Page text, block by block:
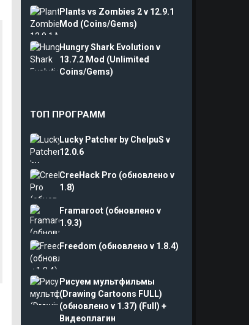
Plants vs Zombies 2 v 12.9.1
Mod (Coins/Gems)
Hungry Shark Evolution v
13.7.2 Mod (Unlimited
Coins/Gems)
ТОП ПРОГРАММ
Lucky Patcher by ChelpuS v
12.0.6
CreeHack Pro (обновлено v
1.8)
Framaroot (обновлено v
1.9.3)
Freedom (обновлено v 1.8.4)
Рисуем мультфильмы
(Drawing Cartoons FULL)
(обновлено v 1.37) (Full) +
Видеоплагин